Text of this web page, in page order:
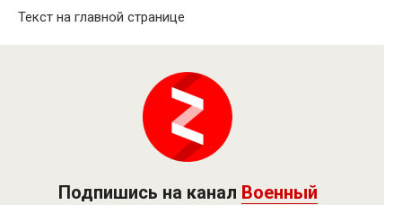
Текст на главной странице
Подпишись на канал Военный